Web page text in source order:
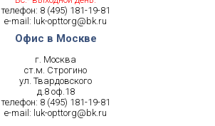
телефон: 8 (495) 181-19-81
e-mail: luk-opttorg@bk.ru
Офис в Москве
г. Москва
ст.м. Строгино
ул. Твардовского
д.8 оф.18
телефон: 8 (495) 181-19-81
e-mail: luk-opttorg@bk.ru